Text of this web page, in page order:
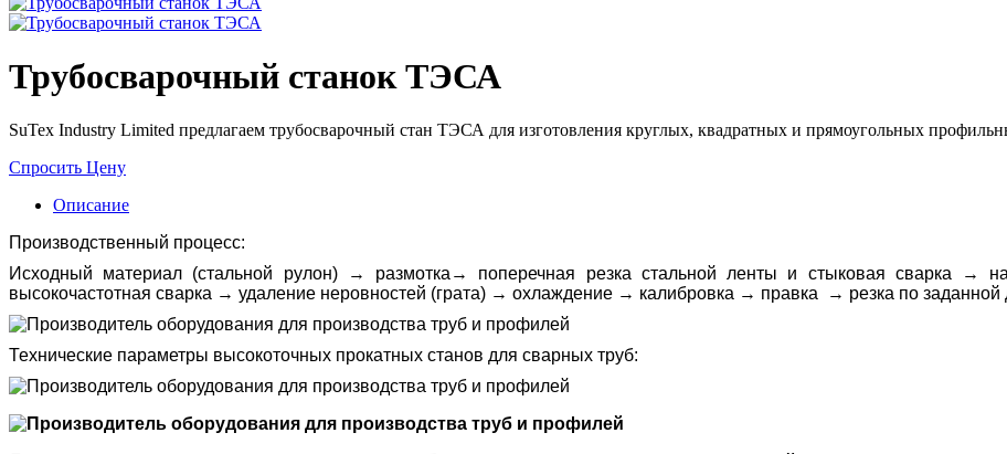
Трубосварочный станок ТЭСА
SuTex Industry Limited предлагаем трубосварочный стан ТЭСА для изготовления круглых, квадратных и прямоугольных
Спросить Цену
Описание
Производственный процесс:
Исходный материал (стальной рулон) → размотка→ поперечная резка стальной ленты и стыковая сварка
высокочастотная сварка → удаление неровностей (грата) → охлаждение → калибровка → правка → резка по заданной
Технические параметры высокоточных прокатных станов для сварных труб: